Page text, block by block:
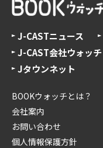
J-CASTニュース
J-CAST会社ウォッチ
Jタウンネット
BOOKウォッチとは？
会社案内
お問い合わせ
個人情報保護方針